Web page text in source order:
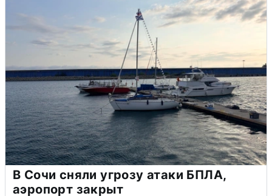
В Сочи сняли угрозу атаки БПЛА,
аэропорт закрыт